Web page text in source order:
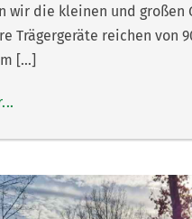
wir die kleinen und großen
Trägergeräte reichen von
[…]